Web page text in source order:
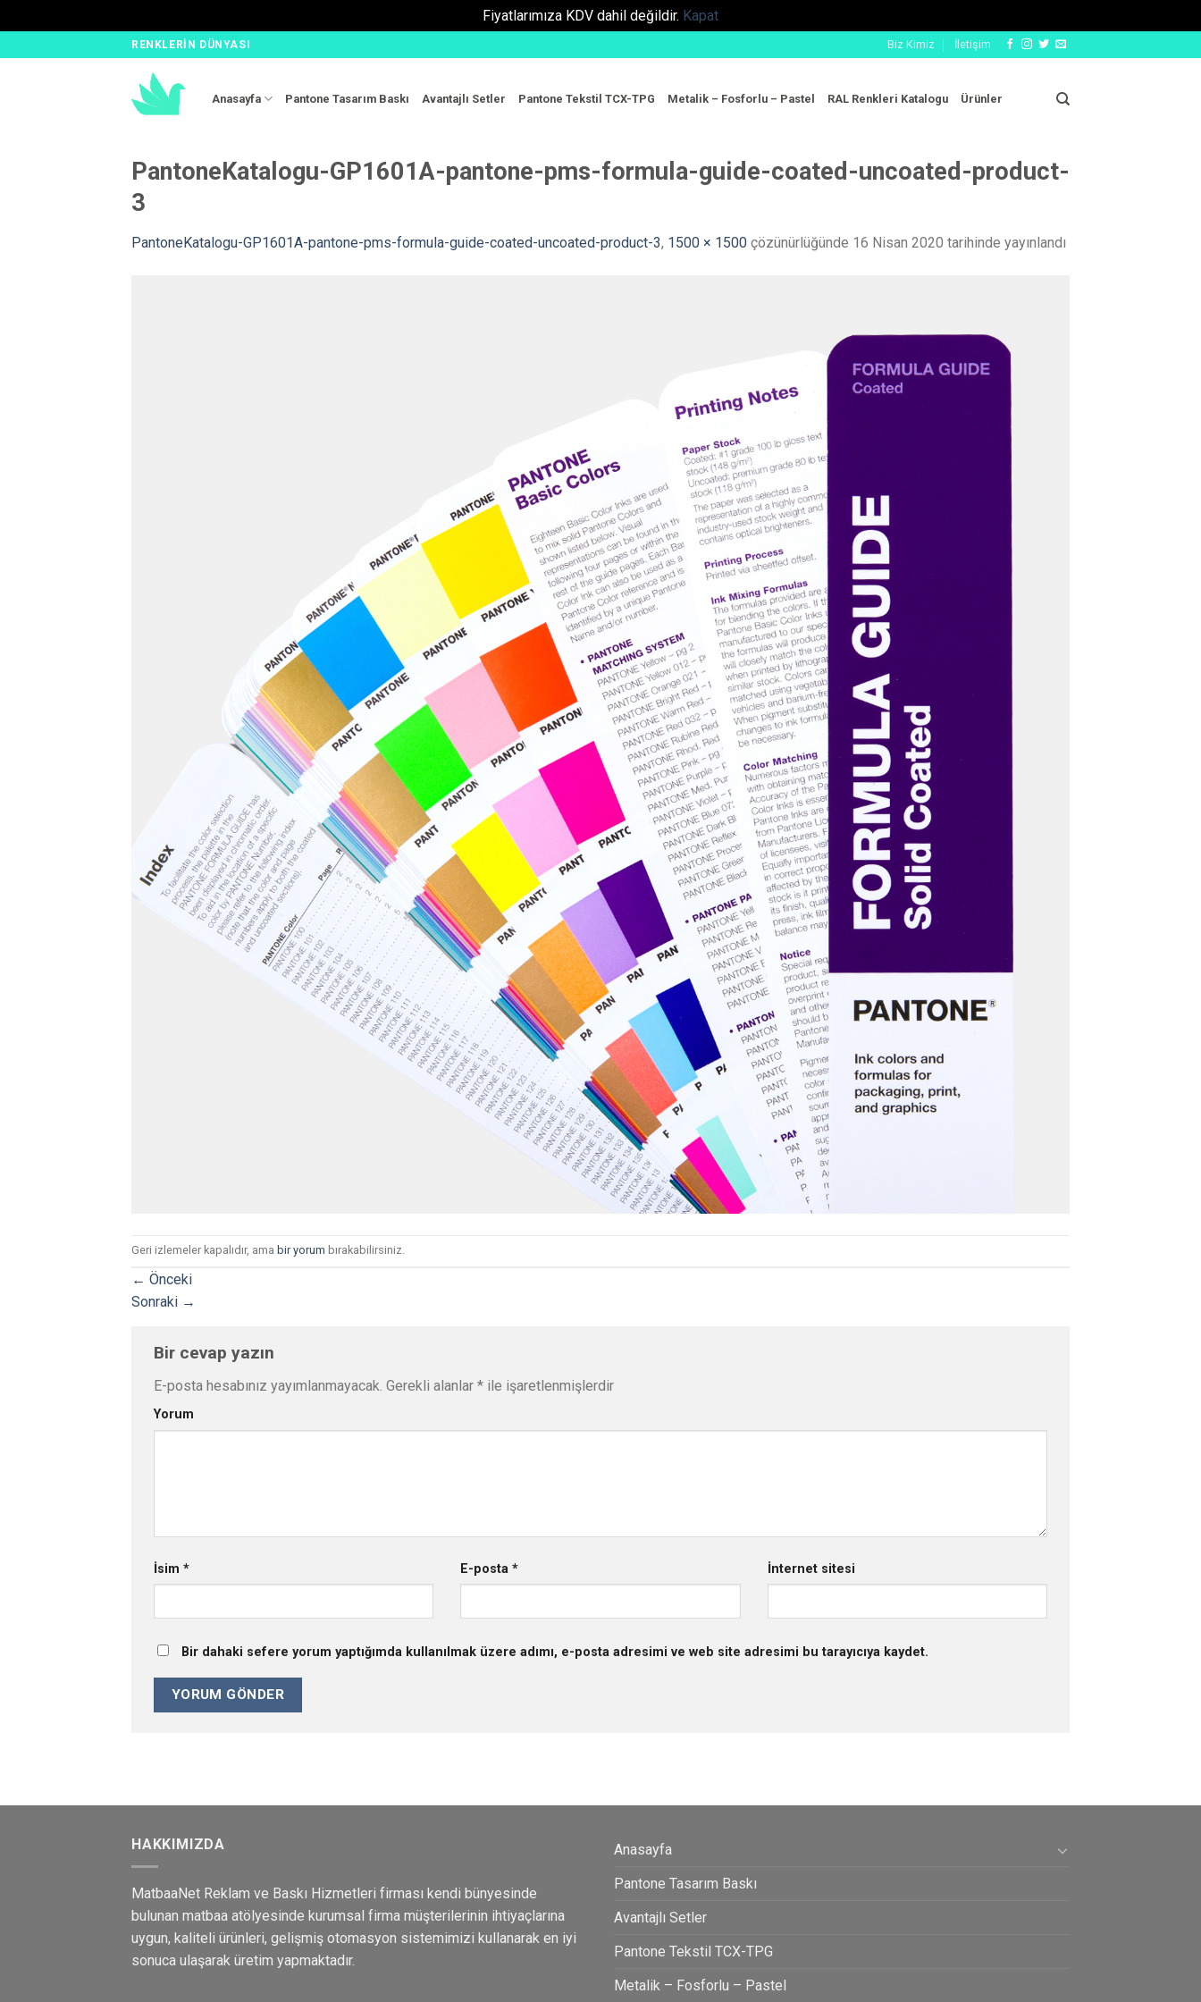
Fiyatlarımıza KDV dahil değildir. Kapat
RENKLERIN DÜNYASI Biz Kimiz İletişim
Anasayfa Pantone Tasarım Baskı Avantajlı Setler Pantone Tekstil TCX-TPG Metalik – Fosforlu – Pastel RAL Renkleri Katalogu Ürünler
PantoneKatalogu-GP1601A-pantone-pms-formula-guide-coated-uncoated-product-
3
PantoneKatalogu-GP1601A-pantone-pms-formula-guide-coated-uncoated-product-3, 1500 × 1500 çözünürlüğünde 16 Nisan 2020 tarihinde yayınlandı
Geri izlemeler kapalıdır, ama bir yorum bırakabilirsiniz.
← Önceki
Sonraki →
Bir cevap yazın
E-posta hesabınız yayımlanmayacak. Gerekli alanlar * ile işaretlenmişlerdir
Yorum
İsim * E-posta* İnternet sitesi
Bir dahaki sefere yorum yaptığımda kullanılmak üzere adımı, e-posta adresimi ve web site adresimi bu tarayıcıya kaydet.
HAKKIMIZDA
MatbaaNet Reklam ve Baskı Hizmetleri firması kendi bünyesinde
bulunan matbaa atölyesinde kurumsal firma müşterilerinin ihtiyaçlarına
uygun, kaliteli ürünleri, gelişmiş otomasyon sistemimizi kullanarak en iyi
sonuca ulaşarak üretim yapmaktadır.
Anasayfa
Pantone Tasarım Baskı
Avantajlı Setler
Pantone Tekstil TCX-TPG
Metalik – Fosforlu – Pastel